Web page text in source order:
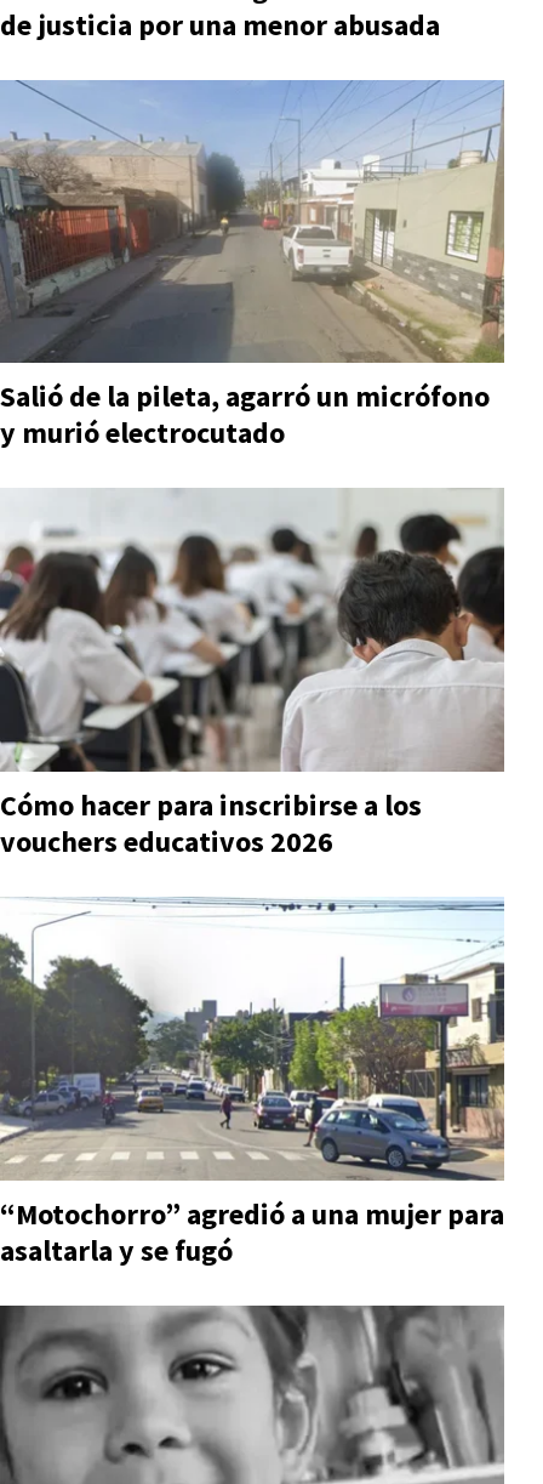
de justicia por una menor abusada
Salió de la pileta, agarró un micrófono
y murió electrocutado
Cómo hacer para inscribirse a los
vouchers educativos 2026
“Motochorro” agredió a una mujer para
asaltarla y se fugó